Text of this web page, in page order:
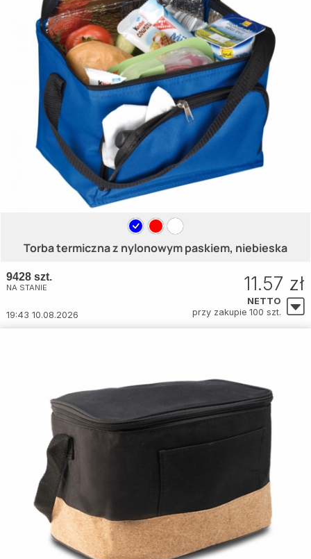
Torba termiczna z nylonowym paskiem, niebieska
9428 szt.
NA STANIE
19:43 10.08.2026
11.57 zł
NETTO
przy zakupie 100 szt.